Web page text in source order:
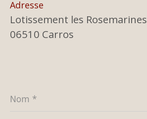
Adresse
Lotissement les Rosemarines
06510 Carros
*